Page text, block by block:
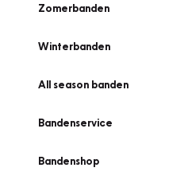
Zomerbanden
Winterbanden
All season banden
Bandenservice
Bandenshop